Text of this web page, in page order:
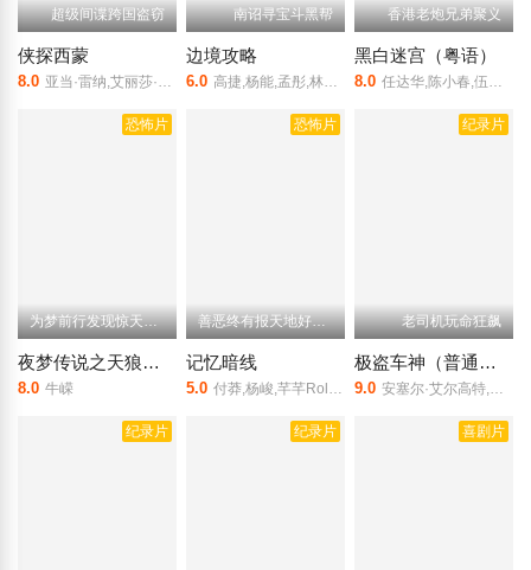
超级间谍跨国盗窃
侠探西蒙
8.0 亚当·雷纳,艾丽莎·杜什库,Ian,Ogilvy,詹姆斯·瑞马尔
南诏寻宝斗黑帮
边境攻略
6.0 高捷,杨能,孟彤,林璐瑶
香港老炮兄弟聚义
黑白迷宫（粤语）
8.0 任达华,陈小春,伍允龙,邱意浓,张兆辉,林雪,李子雄,桂晶晶,梁竞徽
恐怖片
为梦前行发现惊天秘密
夜梦传说之天狼使者
8.0 牛嵘
恐怖片
善恶终有报天地好轮回
记忆暗线
5.0 付莽,杨峻,芊芊Rola,郑楚楚
纪录片
老司机玩命狂飙
极盗车神（普通话）
9.0 安塞尔·艾尔高特,莉莉·詹姆斯,凯文·史派西,Jamie,Foxx,乔·哈姆
纪录片 纪录片 喜剧片